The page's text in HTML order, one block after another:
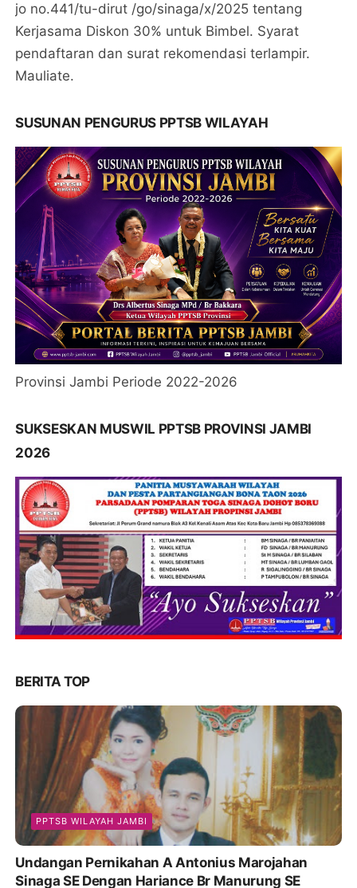
jo no.441/tu-dirut /go/sinaga/x/2025 tentang
Kerjasama Diskon 30% untuk Bimbel. Syarat
pendaftaran dan surat rekomendasi terlampir.
Mauliate.
SUSUNAN PENGURUS PPTSB WILAYAH
Provinsi Jambi Periode 2022-2026
SUKSESKAN MUSWIL PPTSB PROVINSI JAMBI
2026
BERITA TOP
PPTSB WILAYAH JAMBI
Undangan Pernikahan A Antonius Marojahan
Sinaga SE Dengan Hariance Br Manurung SE